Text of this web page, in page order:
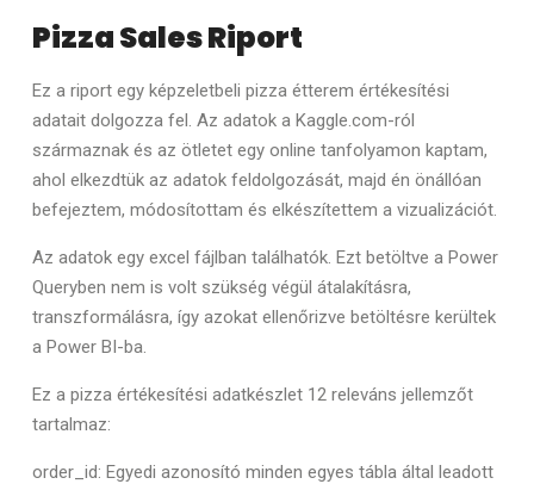
Pizza Sales Riport
Ez a riport egy képzeletbeli pizza étterem értékesítési
adatait dolgozza fel. Az adatok a Kaggle.com-ról
származnak és az ötletet egy online tanfolyamon kaptam,
ahol elkezdtük az adatok feldolgozását, majd én önállóan
befejeztem, módosítottam és elkészítettem a vizualizációt.
Az adatok egy excel fájlban találhatók. Ezt betöltve a Power
Queryben nem is volt szükség végül átalakításra,
transzformálásra, így azokat ellenőrizve betöltésre kerültek
a Power BI-ba.
Ez a pizza értékesítési adatkészlet 12 releváns jellemzőt
tartalmaz:
order_id: Egyedi azonosító minden egyes tábla által leadott